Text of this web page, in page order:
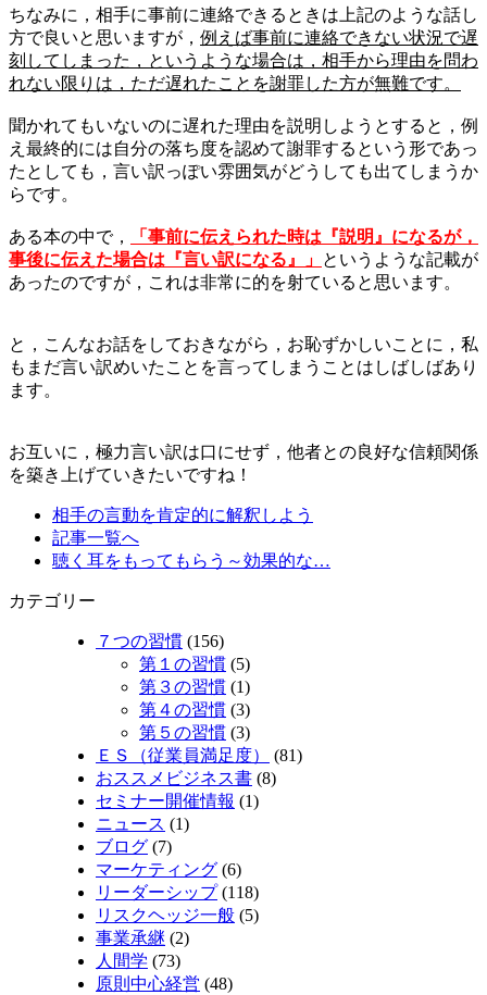
ちなみに，相手に事前に連絡できるときは上記のような話し
方で良いと思いますが， 例えば事前に連絡できない状況で遅
刻してしまった，というような場合は，相手から理由を問わ
れない限りは，ただ遅れたことを謝罪した方が無難です。
聞かれてもいないのに遅れた理由を説明しようとすると，例
え最終的には自分の落ち度を認めて謝罪するという形であっ
たとしても，言い訳っぽい雰囲気がどうしても出てしまうか
らです。
ある本の中で，
「事前に伝えられた時は『説明』になるが，
事後に伝えた場合は『言い訳になる』」 というような記載が
あったのですが，これは非常に的を射ていると思います。
と，こんなお話をしておきながら，お恥ずかしいことに，私
もまだ言い訳めいたことを言ってしまうことはしばしばあり
ます。
お互いに，極力言い訳は口にせず，他者との良好な信頼関係
を築き上げていきたいですね！
相手の言動を肯定的に解釈しよう
記事一覧へ
聴く耳をもってもらう～効果的な…
カテゴリー
７つの習慣 (156)
第１の習慣 (5)
第３の習慣 (1)
第４の習慣 (3)
第５の習慣 (3)
ＥＳ（従業員満足度）
(81)
おススメビジネス書 (8)
セミナー開催情報 (1)
ニュース (1)
ブログ (7)
マーケティング (6)
リーダーシップ(118)
リスクヘッジ一般 (5)
事業承継 (2)
人間学 (73)
原則中心経営 (48)